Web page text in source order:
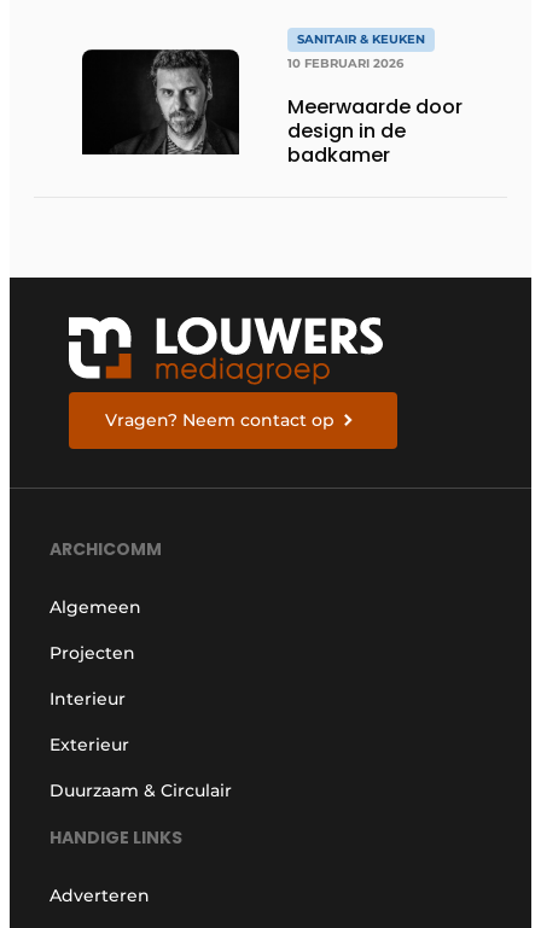
SANITAIR & KEUKEN
10 FEBRUARI 2026
Meerwaarde door
design in de
badkamer
Vragen? Neem contact op
ARCHICOMM
Algemeen
Projecten
Interieur
Exterieur
Duurzaam & Circulair
HANDIGE LINKS
Adverteren